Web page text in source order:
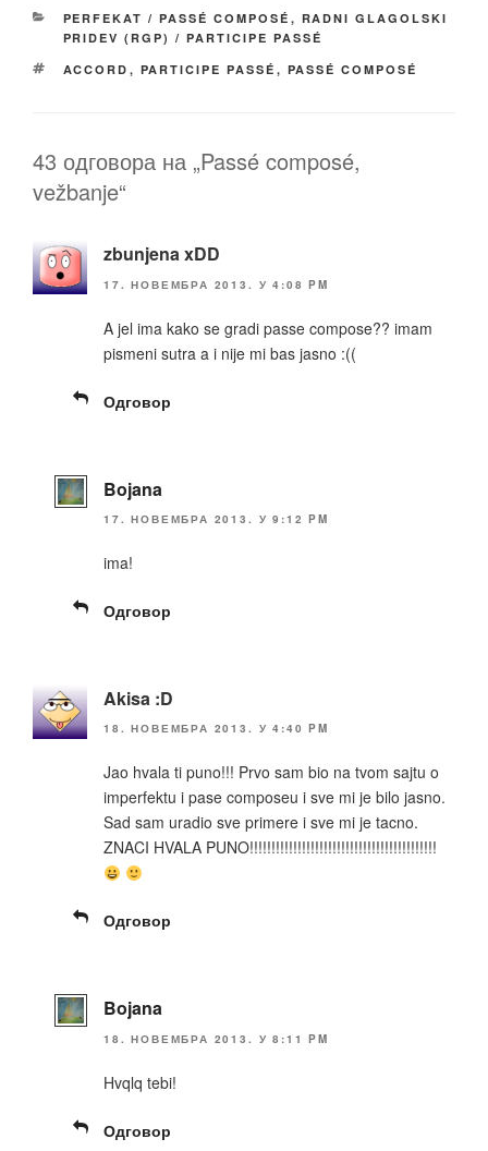
e
b
o
k
er y
Li
n
e
КАТЕГОРИЈЕ
PERFEKAT / PASSÉ COMPOSÉ , RADNI GLAGOLSKI
PRIDEV (RGP) / PARTICIPE PASSÉ
ОЗНАКЕ
ACCORD , PARTICIPE PASSÉ , PASSÉ COMPOSÉ
43 одговора на „Passé composé,
vežbanje“
zbunjena xDD
17. НОВЕМБРА 2013. У 4:08 PM
A jel ima kako se gradi passe compose?? imam
pismeni sutra a i nije mi bas jasno :((
Одговор
Bojana
17. НОВЕМБРА 2013. У 9:12 PM
ima!
Одговор
Akisa :D
18. НОВЕМБРА 2013. У 4:40 PM
Jao hvala ti puno!!! Prvo sam bio na tvom sajtu o
imperfektu i pase composeu i sve mi je bilo jasno.
Sad sam uradio sve primere i sve mi je tacno.
ZNACI HVALA PUNO!!!!!!!!!!!!!!!!!!!!!!!!!!!!!!!!!!!!!!!!!!!
Одговор
Bojana
18. НОВЕМБРА 2013. У 8:11 PM
Hvqlq tebi!
Одговор